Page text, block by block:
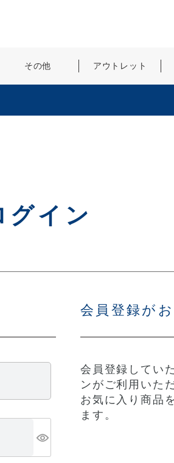
その他 アウトレット
グイン
会員登録が
会員登録してい
ンがご利用いた
お気に入り商品
ます。